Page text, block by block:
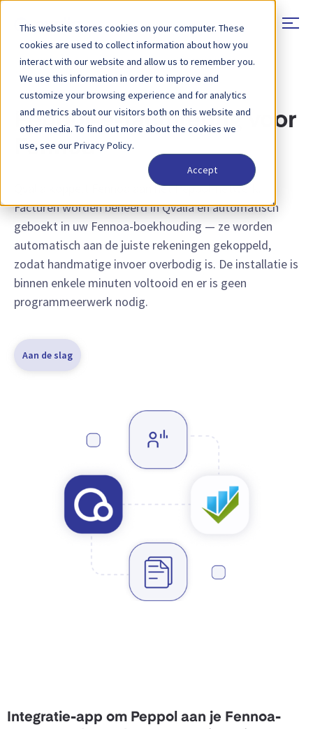
This website stores cookies on your computer. These
cookies are used to collect information about how you
interact with our website and allow us to remember you.
We use this information in order to improve and
customize your browsing experience and for analytics
and metrics about our visitors both on this website and
other media. To find out more about the cookies we
use, see our Privacy Policy.
Accept
INTEGRATIEKOPPELINGEN
Peppol-e-facturering voor
Fennoa
Qvalia koppelt Fennoa aan het Peppol-netwerk.
Facturen worden beheerd in Qvalia en automatisch
geboekt in uw Fennoa-boekhouding — ze worden
automatisch aan de juiste rekeningen gekoppeld,
zodat handmatige invoer overbodig is. De installatie is
binnen enkele minuten voltooid en er is geen
programmeerwerk nodig.
Aan de slag
Integratie-app om Peppol aan je Fennoa-